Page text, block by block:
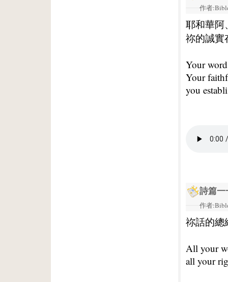
作者
耶和華阿
祢的誠實
Your
Your
you
詩篇一
作者
祢話的總
All your
all your